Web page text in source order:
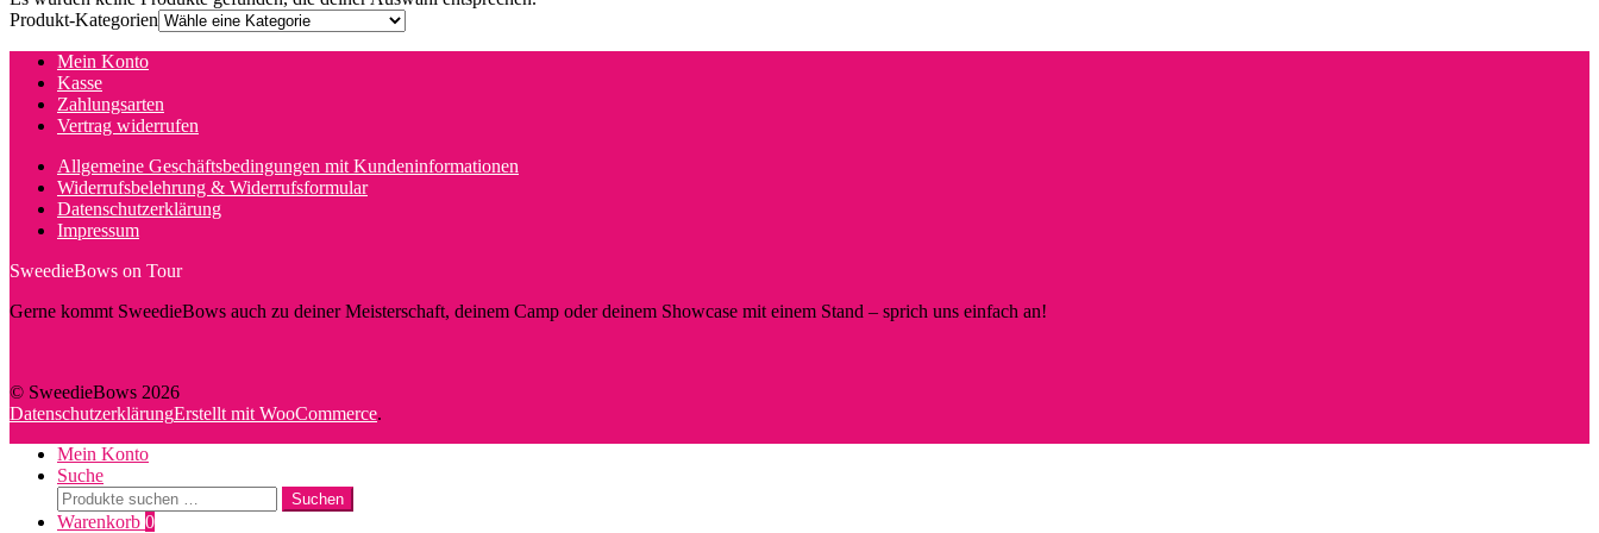
Produkt-Kategorien
Mein Konto
Kasse
Zahlungsarten
Vertrag widerrufen
Allgemeine Geschäftsbedingungen mit Kundeninformationen
Widerrufsbelehrung & Widerrufsformular
Datenschutzerklärung
Impressum
SweedieBows on Tour
Gerne kommt SweedieBows auch zu deiner Meisterschaft, deinem Camp oder deinem Showcase mit einem Stand – sprich uns einfach an!
© SweedieBows 2026
DatenschutzerklärungErstellt mit WooCommerce.
Mein Konto
Suche
Suche
nach:
Suchen
Warenkorb 0